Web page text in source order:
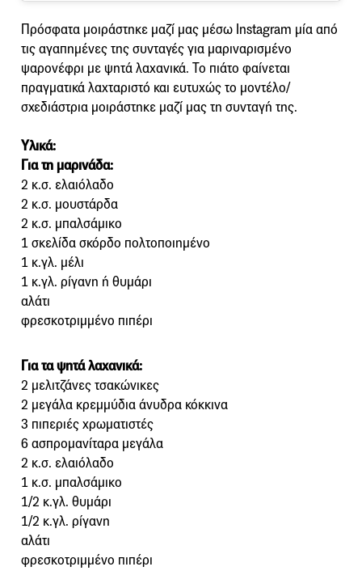
Πρόσφατα μοιράστηκε μαζί μας μέσω Instagram μία από
τις αγαπημένες της συνταγές για μαριναρισμένο
ψαρονέφρι με ψητά λαχανικά. Το πιάτο φαίνεται
πραγματικά λαχταριστό και ευτυχώς το μοντέλο/
σχεδιάστρια μοιράστηκε μαζί μας τη συνταγή της.
Yλικά:
Για τη μαρινάδα:
2 κ.σ. ελαιόλαδο
2 κ.σ. μουστάρδα
2 κ.σ. μπαλσάμικο
1 σκελίδα σκόρδο πολτοποιημένο
1 κ.γλ. μέλι
1 κ.γλ. ρίγανη ή θυμάρι
αλάτι
φρεσκοτριμμένο πιπέρι
Για τα ψητά λαχανικά:
2 μελιτζάνες τσακώνικες
2 μεγάλα κρεμμύδια άνυδρα κόκκινα
3 πιπεριές χρωματιστές
6 ασπρομανίταρα μεγάλα
2 κ.σ. ελαιόλαδο
1 κ.σ. μπαλσάμικο
1/2 κ.γλ. θυμάρι
1/2 κ.γλ. ρίγανη
αλάτι
φρεσκοτριμμένο πιπέρι